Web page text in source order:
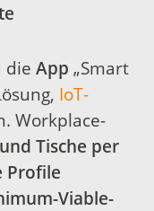
die App „Smart
IoT-
Workplace-
Tische per
Profile
Viable-